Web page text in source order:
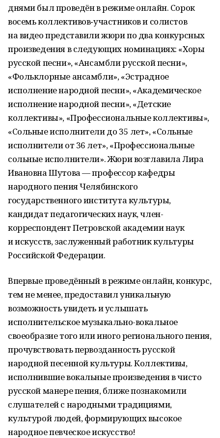
днями был проведён в режиме онлайн. Сорок
восемь коллективов‑участников и солистов
на видео представили жюри по два конкурсных
произведения в следующих номинациях: «Хоры
русской песни», «Ансамбли русской песни»,
«Фольклорные ансамбли», «Эстрадное
исполнение народной песни», «Академическое
исполнение народной песни», «Детские
коллективы», «Профессиональные коллективы»,
«Сольные исполнители до 35 лет», «Сольные
исполнители от 36 лет», «Профессиональные
сольные исполнители». Жюри возглавила Лира
Ивановна Шутова — профессор кафедры
народного пения Челябинского
государственного института культуры,
кандидат педагогических наук, член-
корреспондент Петровской академии наук
и искусств, заслуженный работник культуры
Российской Федерации.
Впервые проведённый в режиме онлайн, конкурс,
тем не менее, предоставил уникальную
возможность увидеть и услышать
исполнительское музыкально-вокальное
своеобразие того или иного регионального пения,
прочувствовать первозданность русской
народной песенной культуры. Коллективы,
исполнившие вокальные произведения в чисто
русской манере пения, ближе познакомили
слушателей с народными традициями,
культурой людей, формирующих высокое
народное певческое искусство!